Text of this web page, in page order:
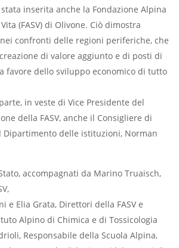
inserita anche la Fondazione Alpina
(FASV) di Olivone. Ciò dimostra
nei confronti delle regioni periferiche, che
di valore aggiunto e di posti di
favore dello sviluppo economico di tutto
in veste di Vice Presidente del
della FASV, anche il Consigliere di
Dipartimento delle istituzioni, Norman
accompagnati da Marino Truaisch,
e Elia Grata, Direttori della FASV e
Alpino di Chimica e di Tossicologia
Responsabile della Scuola Alpina,